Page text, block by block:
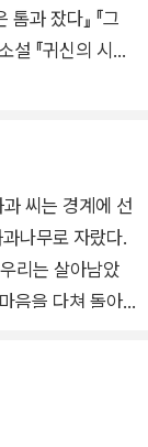
톰과 잤다』 『그
설 『귀신의 시
, 백신애문학상,
어디에서 태어
어란 무엇이며 문